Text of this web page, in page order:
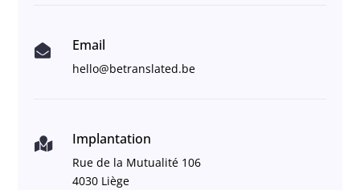
 Email
hello@betranslated.be
 Implantation
Rue de la Mutualité 106
4030 Liège